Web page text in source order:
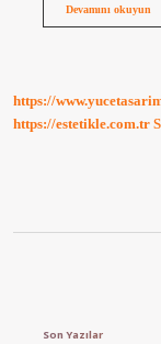
Devamını okuyunA
https://
https://estetikle.com.tr
Son Yazılar